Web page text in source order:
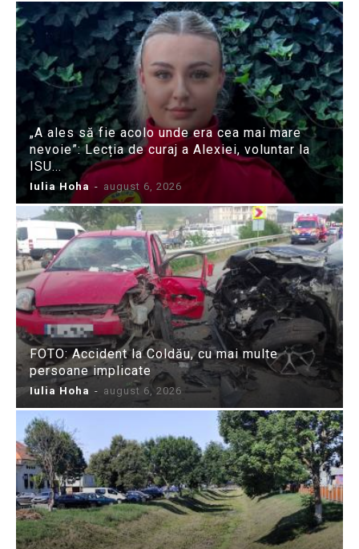
„A ales să fie acolo unde era cea mai mare
nevoie”: Lecția de curaj a Alexiei, voluntar la
ISU...
Iulia Hoha - august 6, 2026
FOTO: Accident la Coldău, cu mai multe
persoane implicate
Iulia Hoha - august 6, 2026